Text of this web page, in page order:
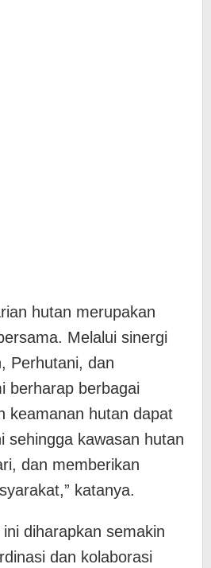
hutan merupakan
Melalui sinergi
Perhutani, dan
berharap berbagai
keamanan hutan dapat
sehingga kawasan hutan
dan memberikan
katanya.
diharapkan semakin
dan kolaborasi